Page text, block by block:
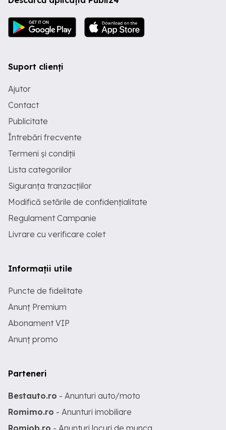
Suport clienți
Ajutor
Contact
Publicitate
Întrebări frecvente
Termeni și condiții
Lista categoriilor
Siguranța tranzacțiilor
Modifică setările de confidențialitate
Regulament Campanie
Livrare cu verificare colet
Informații utile
Puncte de fidelitate
Anunț Premium
Abonament VIP
Anunț promo
Parteneri
Bestauto.ro - Anunturi auto/moto
Romimo.ro - Anunturi imobiliare
Romjob.ro - Anunturi locuri de munca